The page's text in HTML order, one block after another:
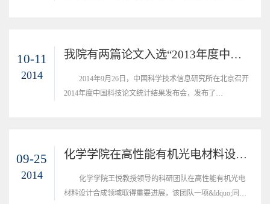
10-11
2014
我院有两篇论文入选“2013年度中国百篇最具影响国际学术论文”
2014年9月26日，中国科学技术信息研究所在北京召开
2014年度中国科技论文统计结果发布会，发布了
09-25
2014
化学学院在高性能有机光电材料设计合成领域取得重要进展
化学学院王悦教授领导的科研团队在高性能有机光电
材料设计合成领域取得重要进展，该团队一项&ldquo;同分